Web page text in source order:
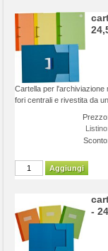
Cartella per l'archiviazione
fori centrali e rivestita da
Prezzo:
Listino:
Sconto:
Aggiungi
-